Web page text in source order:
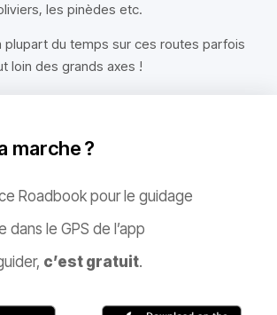
les pinèdes etc.
plupart du temps sur ces routes parfois
loin des grands axes !
marche ?
Roadbook pour le guidage
dans le GPS de l’app
c’est gratuit.